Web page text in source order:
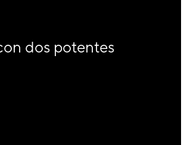
dos potentes